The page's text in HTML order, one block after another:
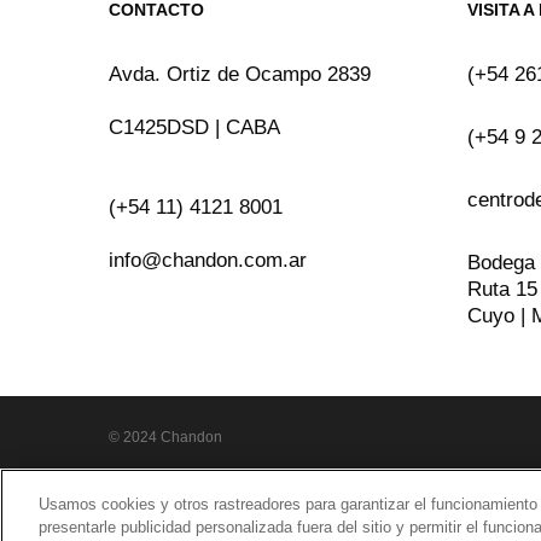
CONTACTO
Avda. Ortiz de Ocampo 2839
C1425DSD | CABA
(+54 11) 4121 8001
info@chandon.com.ar
VISITA A
(+54
(+54 9
Bodega
Ruta
Cuyo |
© 2024 Chandon
Usamos cookies y otros rastreadores para garantizar el
presentarle publicidad personalizada fuera del sitio y permitir el